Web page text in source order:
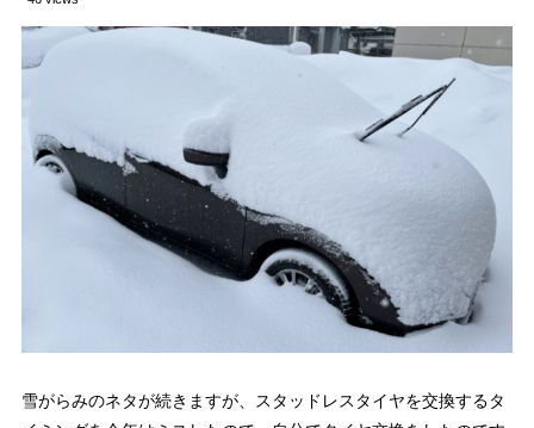
雪がらみのネタが続きますが、スタッドレスタイヤを交換するタ